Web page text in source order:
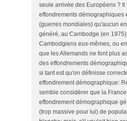
seule arrivée des Européens ? Il
effondrements démographiques
(guerres mondiales) qu'aucun
généré, au Cambodge (en
Cambodgiens eux-mêmes, ou
que les Allemands ne font plus
des effondrements
si tant est qu'on définisse
effondrement démographique:
semble considérer que la
effondrement démographique
(trop massive pour lui) de